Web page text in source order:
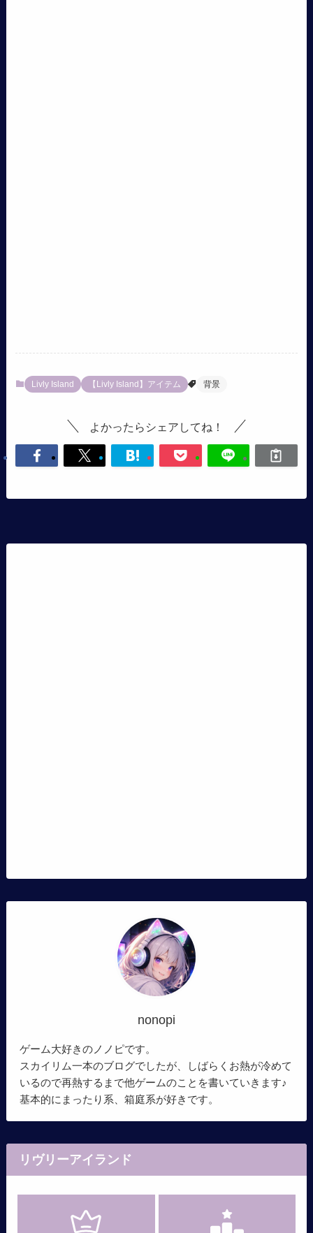
Livly Island 【Livly Island】アイテム 背景
よかったらシェアしてね！
nonopi
ゲーム大好きのノノピです。
スカイリム一本のブログでしたが、しばらくお熱が冷めて
いるので再熱するまで他ゲームのことを書いていきます♪
基本的にまったり系、箱庭系が好きです。
リヴリーアイランド